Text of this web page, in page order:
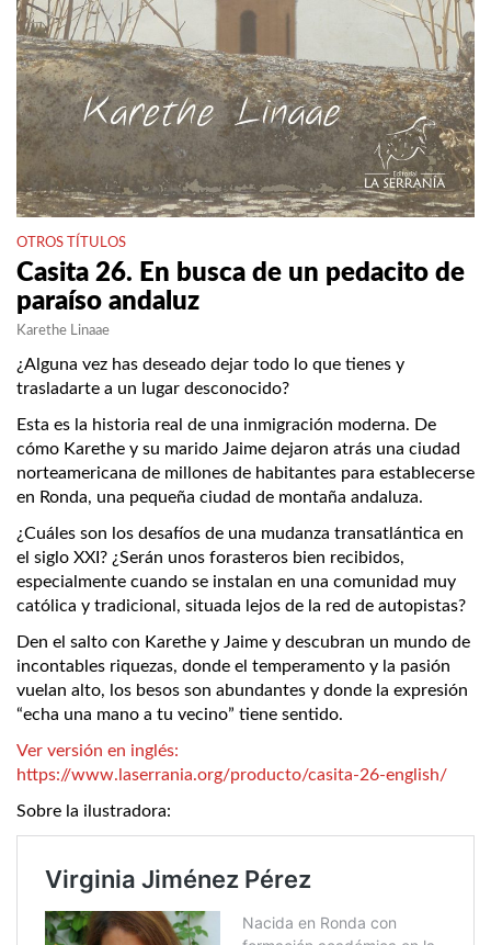
OTROS TÍTULOS
Casita 26. En busca de un pedacito de
paraíso andaluz
Karethe Linaae
¿Alguna vez has deseado dejar todo lo que tienes y
trasladarte a un lugar desconocido?
Esta es la historia real de una inmigración moderna. De
cómo Karethe y su marido Jaime dejaron atrás una ciudad
norteamericana de millones de habitantes para establecerse
en Ronda, una pequeña ciudad de montaña andaluza.
¿Cuáles son los desafíos de una mudanza transatlántica en
el siglo XXI? ¿Serán unos forasteros bien recibidos,
especialmente cuando se instalan en una comunidad muy
católica y tradicional, situada lejos de la red de autopistas?
Den el salto con Karethe y Jaime y descubran un mundo de
incontables riquezas, donde el temperamento y la pasión
vuelan alto, los besos son abundantes y donde la expresión
“echa una mano a tu vecino” tiene sentido.
Ver versión en inglés:
https://www.laserrania.org/producto/casita-26-english/
Sobre la ilustradora: